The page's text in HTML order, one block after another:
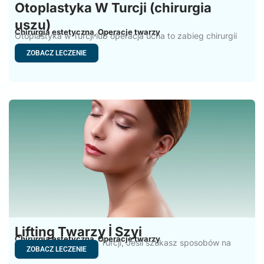
Otoplastyka W Turcji (chirurgia
uszu)
Chirurgia estetyczna,Operacje twarzy
Otoplastyka w Turcji lub operacja ucha to zabieg chirurgii
plastycznej,
ZOBACZ LECZENIE
Lifting Twarzy İ Szyi
Chirurgia estetyczna,Operacje twarzy
Lifting twarzy i szyi w Turcji, Jeśli szukasz sposobów na
ZOBACZ LECZENIE